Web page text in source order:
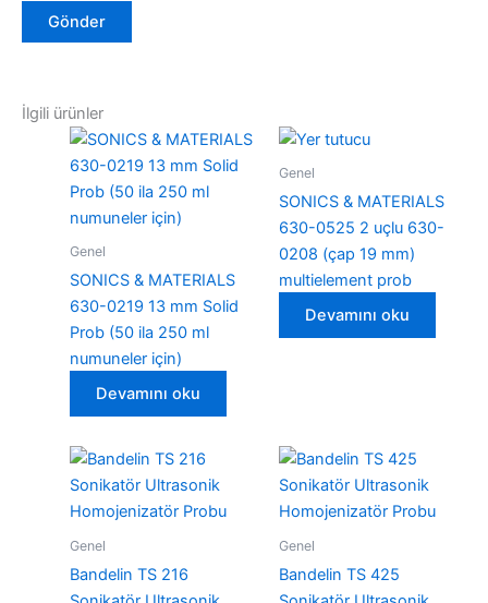
İlgili ürünler
Genel
SONICS & MATERIALS
630-0219 13 mm Solid
Prob (50 ila 250 ml
numuneler için)
Devamını oku
Genel
SONICS & MATERIALS
630-0525 2 uçlu 630-
0208 (çap 19 mm)
multielement prob
Devamını oku
Genel
Bandelin TS 216
Genel
Bandelin TS 425